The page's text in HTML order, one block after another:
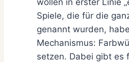
Spiele, die für die
genannt wurden,
Mechanismus:
setzen. Dabei gibt es